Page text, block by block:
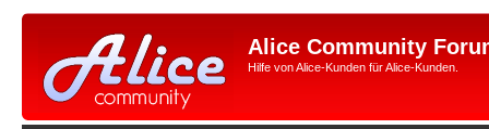
Alice Community
Hilfe von Alice-Kunden für Alice-Kunden.